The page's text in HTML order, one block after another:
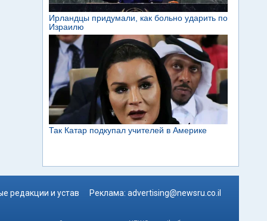
редакции и устав Реклама: advertising@newsru.co.il